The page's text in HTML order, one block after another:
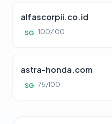
alfascorpii.co.id
SG 100/100
astra-honda.com
SG 75/100